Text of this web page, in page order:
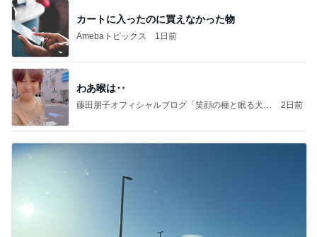
カートに入ったのに買えなかった物
Amebaトピックス 1日前
わあ喉は‥
藤田朋子オフィシャルブログ「笑顔の種と眠る犬」
2日前